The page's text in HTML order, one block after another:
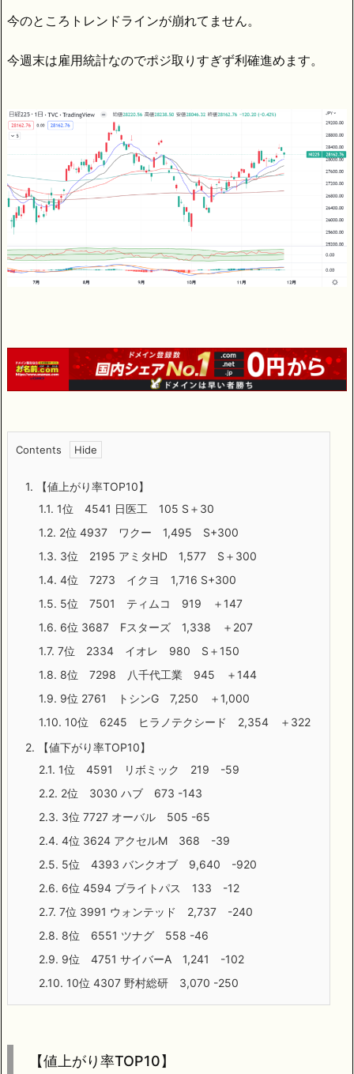
今のところトレンドラインが崩れてません。
今週末は雇用統計なのでポジ取りすぎず利確進めます。
Contents
1. 【値上がり率TOP10】
1.1. 1位 4541 日医工 105 S＋30
1.2. 2位 4937 ワクー 1,495 S+300
1.3. 3位 2195 アミタHD 1,577 S＋300
1.4. 4位 7273 イクヨ 1,716 S+300
1.5. 5位 7501 ティムコ 919 ＋147
1.6. 6位 3687 Fスターズ 1,338 ＋207
1.7. 7位 2334 イオレ 980 S＋150
1.8. 8位 7298 八千代工業 945 ＋144
1.9. 9位 2761 トシンG 7,250 ＋1,000
1.10. 10位 6245 ヒラノテクシード 2,354 ＋322
2. 【値下がり率TOP10】
2.1. 1位 4591 リボミック 219 -59
2.2. 2位 3030 ハブ 673 -143
2.3. 3位 7727 オーバル 505 -65
2.4. 4位 3624 アクセルM 368 -39
2.5. 5位 4393 バンクオブ 9,640 -920
2.6. 6位 4594 ブライトパス 133 -12
2.7. 7位 3991 ウォンテッド 2,737 -240
2.8. 8位 6551 ツナグ 558 -46
2.9. 9位 4751 サイバーA 1,241 -102
2.10. 10位 4307 野村総研 3,070 -250
【値上がり率TOP10】